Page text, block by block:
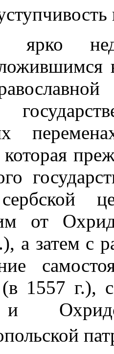
ярко
от
а затем с
1557 г.),